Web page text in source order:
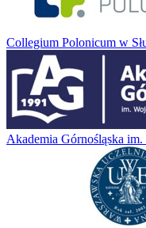
Collegium Polonicum w
Akademia Górnośląska